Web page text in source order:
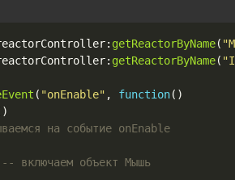
: getReactorByName(
: getReactorByName(
( "onEnable" , function()
на событие onEnable
-- включаем объект Мышь